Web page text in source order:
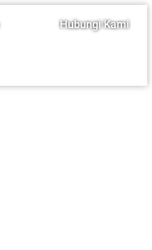
Hubungi Kami